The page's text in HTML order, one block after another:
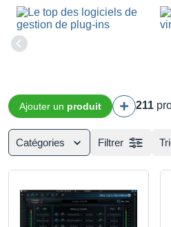
Ajouter un produit 211
Catégories Filtrer